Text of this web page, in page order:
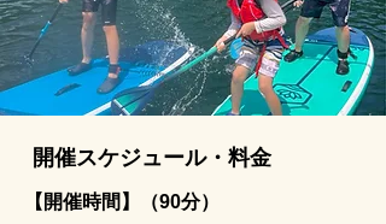
開催スケジュール・料金
【開催時間】（90分）